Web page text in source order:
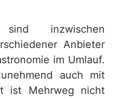
inzwischen
Anbieter
im Umlauf.
auch mit
ist Mehrweg nicht